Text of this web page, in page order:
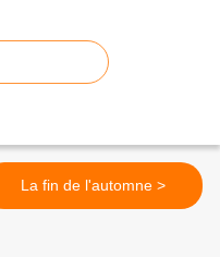
La fin de l'automne >